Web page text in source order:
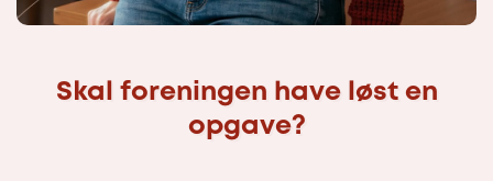
Skal foreningen have løst en
opgave?